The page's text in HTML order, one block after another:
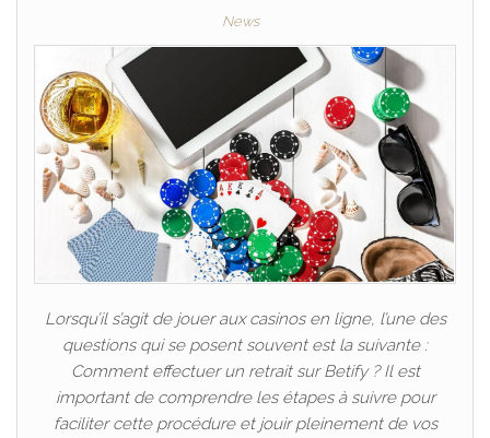
News
Lorsqu’il s’agit de jouer aux casinos en ligne, l’une des
questions qui se posent souvent est la suivante :
Comment effectuer un retrait sur Betify ? Il est
important de comprendre les étapes à suivre pour
faciliter cette procédure et jouir pleinement de vos